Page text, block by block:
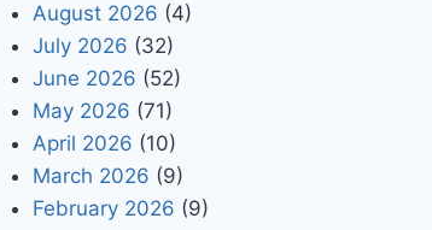
August 2026 (4)
July 2026 (32)
June 2026 (52)
May 2026 (71)
April 2026 (10)
March 2026 (9)
February 2026 (9)